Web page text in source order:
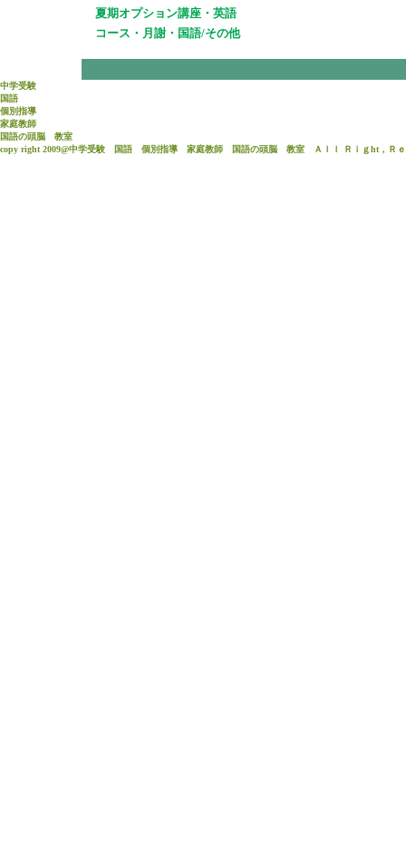
夏期オプション講座・英語
コース・月謝・国語/その他
中学受験
国語
個別指導
家庭教師
国語の頭脳 教室
copy right 2009@中学受験 国語 個別指導 家庭教師 国語の頭脳 教室 Ａｌｌ Ｒｉｇht，Ｒｅ